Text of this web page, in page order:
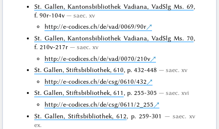
St. Gallen, Kantonsbibliothek Vadiana, VadSlg Ms. 69,
f. 90r-104v
saec. xv
http://e-codices.ch/de/vad/0069/90r
St. Gallen, Kantonsbibliothek Vadiana, VadSlg Ms. 70,
f. 210v-217r
saec. xv
http://e-codices.ch/de/vad/0070/210v
St. Gallen, Stiftsbibliothek, 610, p. 432-448
saec. xv
http://e-codices.ch/de/csg/0610/432
St. Gallen, Stiftsbibliothek, 611, p. 255-305
saec. xvi
http://e-codices.ch/de/csg/0611/2_255
St. Gallen, Stiftsbibliothek, 612, p. 259-301
saec. xv
ex.